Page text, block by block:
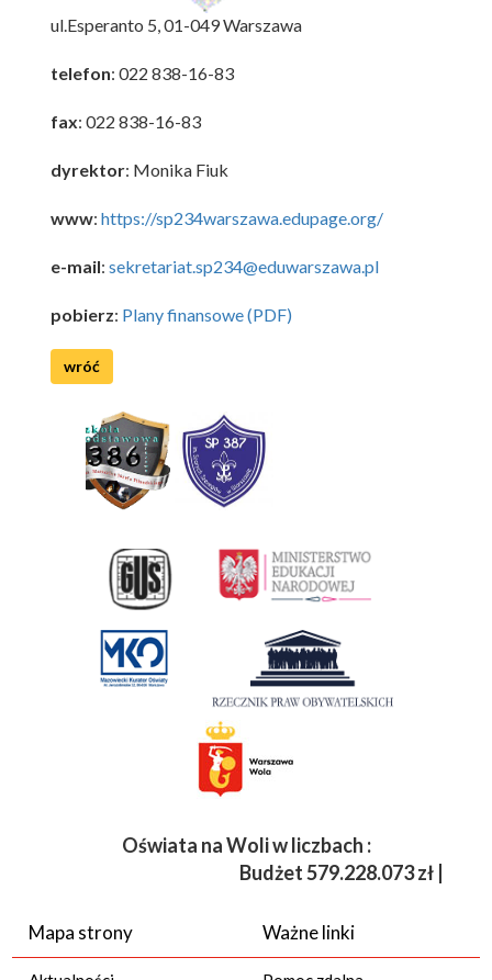
ul.Esperanto 5, 01-049 Warszawa
telefon: 022 838-16-83
fax: 022 838-16-83
dyrektor: Monika Fiuk
www:https://sp234warszawa.edupage.org/
e-mail:sekretariat.sp234@eduwarszawa.pl
pobierz: Plany finansowe (PDF)
wróć
Oświata na Woli w liczbach :
Budżet579.228.073 zł |
Mapa strony Ważne linki